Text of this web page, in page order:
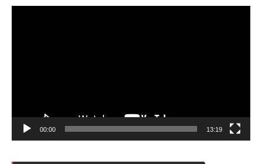
00:00 13:19